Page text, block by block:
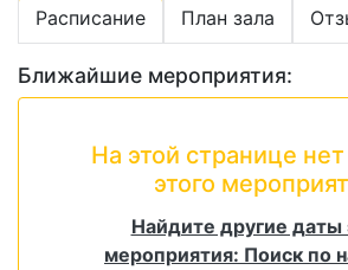
Расписание План зала
Ближайшие мероприятия:
На этой странице
этого
Найдите другие даты
мероприятия: Поиск по